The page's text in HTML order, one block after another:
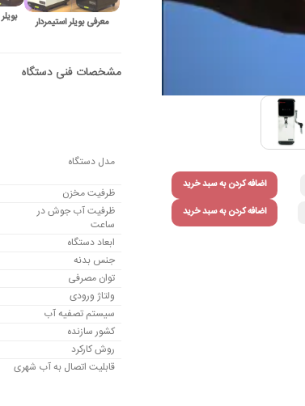
اضافه کردن به سبد خرید
اضافه کردن به سبد خرید
معرفی بویلر استیمردار
مدل دستگاه
ظرفیت مخزن
ظرفیت آب جوش در
ساعت
ابعاد دستگاه
جنس بدنه
توان مصرفی
ولتاژ ورودی
سیستم تصفیه آب
کشور سازنده
روش کارکرد
قابلیت اتصال به آب شهری